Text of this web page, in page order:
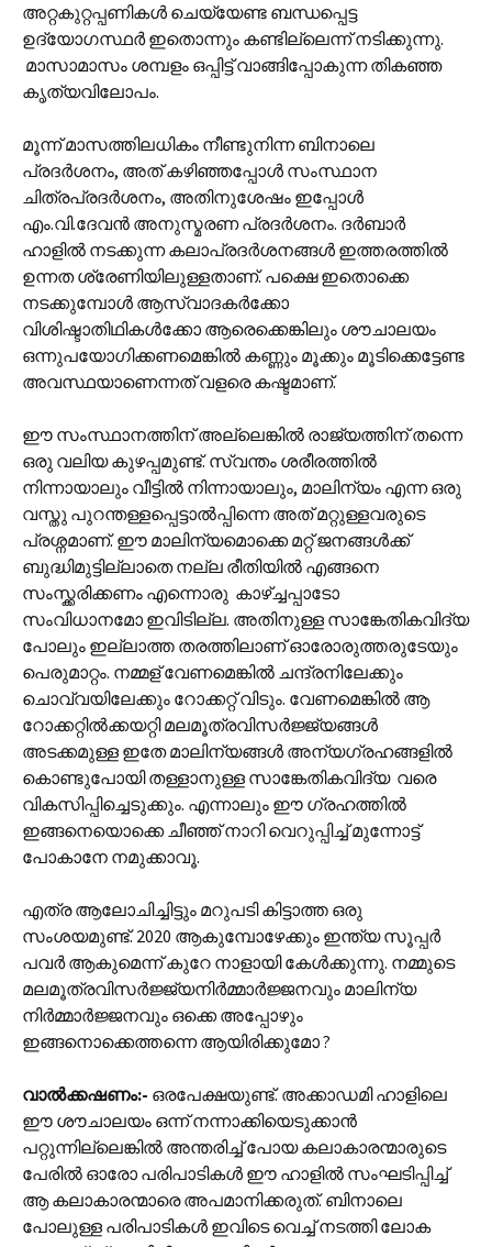
അറ്റകുറ്റപ്പണികൾ ചെയ്യേണ്ട ബന്ധപ്പെട്ട
ഉദ്യോഗസ്ഥർ ഇതൊന്നും കണ്ടില്ലെന്ന് നടിക്കുന്നു.
മാസാമാസം ശമ്പളം ഒപ്പിട്ട് വാങ്ങിപ്പോകുന്ന തികഞ്ഞ
കൃത്യവിലോപം.
മൂന്ന് മാസത്തിലധികം നീണ്ടുനിന്ന ബിനാലെ
പ്രദർശനം, അത് കഴിഞ്ഞപ്പോൾ സംസ്ഥാന
ചിത്രപ്രദർശനം, അതിനുശേഷം ഇപ്പോൾ
എം.വി.ദേവൻ അനുസ്മരണ പ്രദർശനം. ദർബാർ
ഹാളിൽ നടക്കുന്ന കലാപ്രദർശനങ്ങൾ ഇത്തരത്തിൽ
ഉന്നത ശ്രേണിയിലുള്ളതാണ്. പക്ഷെ ഇതൊക്കെ
നടക്കുമ്പോൾ ആസ്വാദകർക്കോ
വിശിഷ്ടാതിഥികൾക്കോ ആരെക്കെങ്കിലും ശൗചാലയം
ഒന്നുപയോഗിക്കണമെങ്കിൽ കണ്ണും മൂക്കും മൂടിക്കെട്ടേണ്ട
അവസ്ഥയാണെന്നത് വളരെ കഷ്ടമാണ്.
ഈ സംസ്ഥാനത്തിന് അല്ലെങ്കിൽ രാജ്യത്തിന് തന്നെ
ഒരു വലിയ കുഴപ്പമുണ്ട്. സ്വന്തം ശരീരത്തിൽ
നിന്നായാലും വീട്ടിൽ നിന്നായാലും, മാലിന്യം എന്ന ഒരു
വസ്തു പുറന്തള്ളപ്പെട്ടാൽപ്പിന്നെ അത് മറ്റുള്ളവരുടെ
പ്രശ്നമാണ്. ഈ മാലിന്യമൊക്കെ മറ്റ് ജനങ്ങൾക്ക്
ബുദ്ധിമുട്ടില്ലാതെ നല്ല രീതിയിൽ എങ്ങനെ
സംസ്ക്കരിക്കണം എന്നൊരു കാഴ്ച്ചപ്പാടോ
സംവിധാനമോ ഇവിടില്ല. അതിനുള്ള സാങ്കേതികവിദ്യ
പോലും ഇല്ലാത്ത തരത്തിലാണ് ഓരോരുത്തരുടേയും
പെരുമാറ്റം. നമ്മള് വേണമെങ്കിൽ ചന്ദ്രനിലേക്കും
ചൊവ്വയിലേക്കും റോക്കറ്റ് വിടും. വേണമെങ്കിൽ ആ
റോക്കറ്റിൽക്കയറ്റി മലമൂത്രവിസർജ്ജ്യങ്ങൾ
അടക്കമുള്ള ഇതേ മാലിന്യങ്ങൾ അന്യഗ്രഹങ്ങളിൽ
കൊണ്ടുപോയി തള്ളാനുള്ള സാങ്കേതികവിദ്യ വരെ
വികസിപ്പിച്ചെടുക്കും. എന്നാലും ഈ ഗ്രഹത്തിൽ
ഇങ്ങനെയൊക്കെ ചീഞ്ഞ് നാറി വെറുപ്പിച്ച് മുന്നോട്ട്
പോകാനേ നമുക്കാവൂ.
എത്ര ആലോചിച്ചിട്ടും മറുപടി കിട്ടാത്ത ഒരു
സംശയമുണ്ട്. 2020 ആകുമ്പോഴേക്കും ഇന്ത്യ സൂപ്പർ
പവർ ആകുമെന്ന് കുറേ നാളായി കേൾക്കുന്നു. നമ്മുടെ
മലമൂത്രവിസർജ്ജ്യനിർമ്മാർജ്ജനവും മാലിന്യ
നിർമ്മാർജ്ജനവും ഒക്കെ അപ്പോഴും
ഇങ്ങനൊക്കെത്തന്നെ ആയിരിക്കുമോ ?
വാൽക്കഷണം:- ഒരപേക്ഷയുണ്ട്. അക്കാഡമി ഹാളിലെ
ഈ ശൗചാലയം ഒന്ന് നന്നാക്കിയെടുക്കാൻ
പറ്റുന്നില്ലെങ്കിൽ അന്തരിച്ച് പോയ കലാകാരന്മാരുടെ
പേരിൽ ഓരോ പരിപാടികൾ ഈ ഹാളിൽ സംഘടിപ്പിച്ച്
ആ കലാകാരന്മാരെ അപമാനിക്കരുത്. ബിനാലെ
പോലുള്ള പരിപാടികൾ ഇവിടെ വെച്ച് നടത്തി ലോക